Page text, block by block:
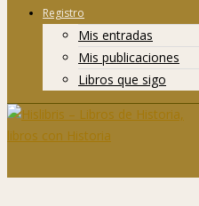
Registro
Mis entradas
Mis publicaciones
Libros que sigo